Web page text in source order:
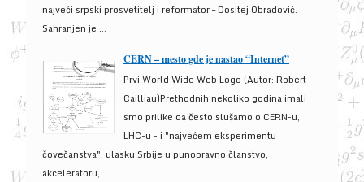
najveći srpski prosvetitelj i reformator – Dositej Obradović.
Sahranjen je ...
CERN – mesto gde je nastao “Internet”
Prvi World Wide Web Logo (Autor: Robert
Cailliau)Prethodnih nekoliko godina imali
smo prilike da često slušamo o CERN-u,
LHC-u - i "najvećem eksperimentu
čovečanstva", ulasku Srbije u punopravno članstvo,
akceleratoru, ...